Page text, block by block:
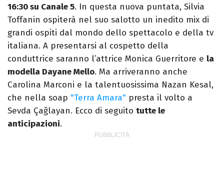
16:30 su Canale 5. In questa nuova puntata, Silvia
Toffanin ospiterà nel suo salotto un inedito mix di
grandi ospiti dal mondo dello spettacolo e della tv
italiana. A presentarsi al cospetto della
conduttrice saranno l’attrice Monica Guerritore e la
modella Dayane Mello. Ma arriveranno anche
Carolina Marconi e la talentuosissima Nazan Kesal,
che nella soap "Terra Amara" presta il volto a
Sevda Çağlayan. Ecco di seguito tutte le
anticipazioni.